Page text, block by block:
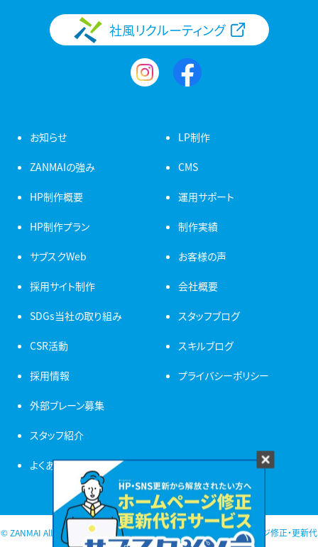
社風リクルーティング
お知らせ
ZANMAIの強み
HP制作概要
HP制作プラン
サブスクWeb
採用サイト制作
LP制作
CMS
運用サポート
制作実績
お客様の声
会社概要
SDGs当社の取り組み
CSR活動
採用情報
外部ブレーン募集
スタッフ紹介
よくある質問
スタッフブログ
スキルブログ
プライバシーポリシー
© ZANMAI All Rights Reserved. 新潟 ホームページ制作・ホームページ修正・更新代